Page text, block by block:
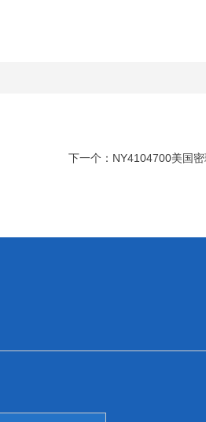
下一个： NY4104700美国